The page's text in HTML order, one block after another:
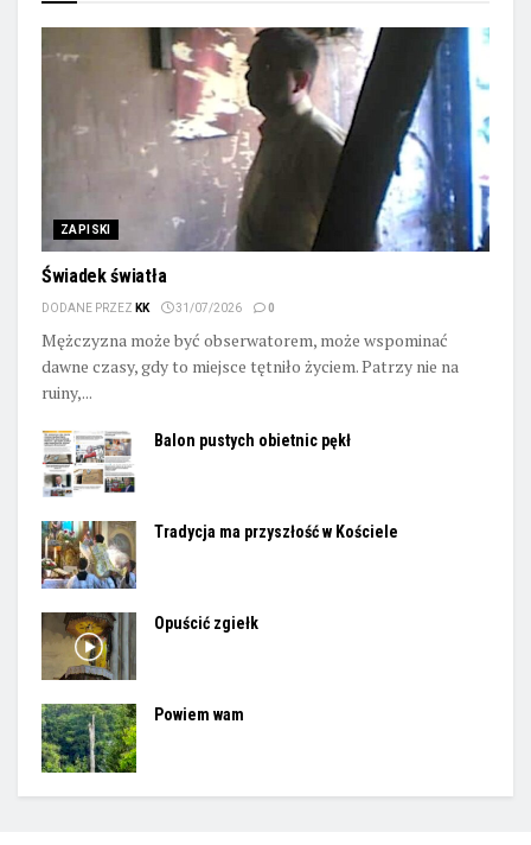
ZAPISKI
Świadek światła
DODANE PRZEZ KK 31/07/2026 0
Mężczyzna może być obserwatorem, może wspominać
dawne czasy, gdy to miejsce tętniło życiem. Patrzy nie na
ruiny,...
Balon pustych obietnic pękł
Tradycja ma przyszłość w Kościele
Opuścić zgiełk
Powiem wam